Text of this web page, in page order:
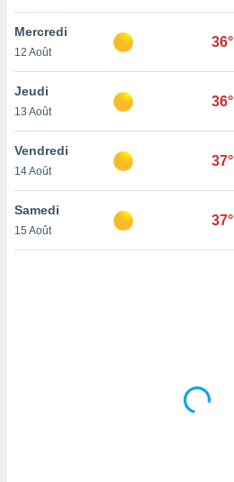
la
du
en
de
Mercredi
12 Août
36°
Jeudi
13 Août
36°
Vendredi
14 Août
37°
Samedi
15 Août
37°